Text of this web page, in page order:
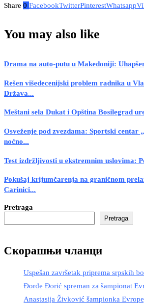
Share 0 FacebookTwitterPinterestWhatsapp
You may also like
Drama na auto-putu u Makedoniji:
Rešen višedecenijski problem radnika u
Država...
Meštani sela Dukat i Opština Bosilegrad
Osveženje pod zvezdama: Sportski centar
noćno...
Test izdržljivosti u ekstremnim uslovima:
Pokušaj krijumčarenja na graničnom
Carinici...
Pretraga
Pretraga
Скорашњи чланци
Uspešan završetak priprema srpskih
Đorđe Đorić spreman za šampionat
Anastasija Živković šampionka